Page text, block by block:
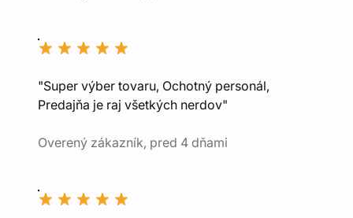
"Super výber tovaru, Ochotný personál,
Predajňa je raj všetkých nerdov"
Overený zákazník, pred 4 dňami